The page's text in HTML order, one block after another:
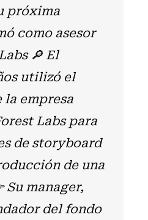
próxima
como asesor
🔎 El
utilizó el
la empresa
Labs para
de storyboard
de una
manager,
del fondo